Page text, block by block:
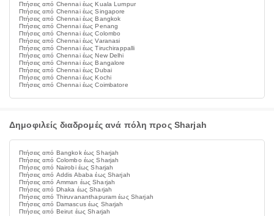
Πτήσεις από Chennai έως Kuala Lumpur
Πτήσεις από Chennai έως Singapore
Πτήσεις από Chennai έως Bangkok
Πτήσεις από Chennai έως Penang
Πτήσεις από Chennai έως Colombo
Πτήσεις από Chennai έως Varanasi
Πτήσεις από Chennai έως Tiruchirappalli
Πτήσεις από Chennai έως New Delhi
Πτήσεις από Chennai έως Bangalore
Πτήσεις από Chennai έως Dubai
Πτήσεις από Chennai έως Kochi
Πτήσεις από Chennai έως Coimbatore
Δημοφιλείς διαδρομές ανά πόλη προς Sharjah
Πτήσεις από Bangkok έως Sharjah
Πτήσεις από Colombo έως Sharjah
Πτήσεις από Nairobi έως Sharjah
Πτήσεις από Addis Ababa έως Sharjah
Πτήσεις από Amman έως Sharjah
Πτήσεις από Dhaka έως Sharjah
Πτήσεις από Thiruvananthapuram έως Sharjah
Πτήσεις από Damascus έως Sharjah
Πτήσεις από Beirut έως Sharjah